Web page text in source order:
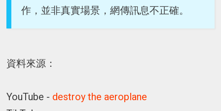
作，並非真實場景，網傳訊息不正確。
資料來源：
YouTube - destroy the aeroplane